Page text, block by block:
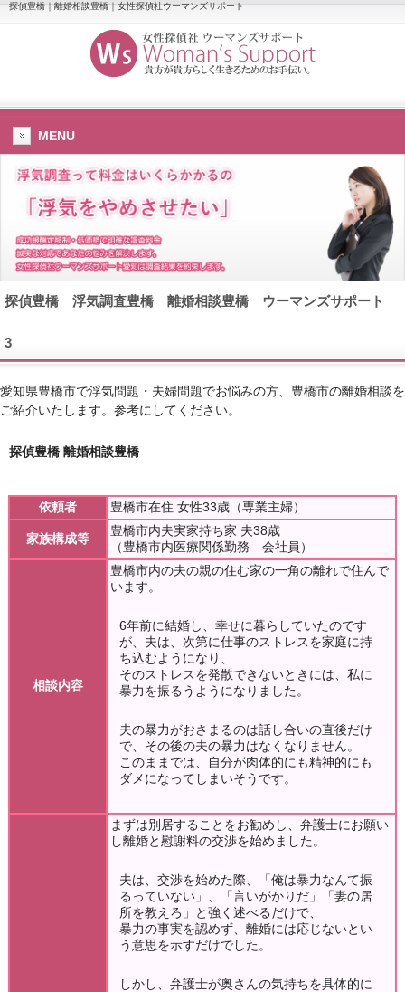
探偵豊橋｜離婚相談豊橋｜女性探偵社ウーマンズサポート
MENU
探偵豊橋 浮気調査豊橋 離婚相談豊橋 ウーマンズサポート
3
愛知県豊橋市で浮気問題・夫婦問題でお悩みの方、豊橋市の離婚相談を
ご紹介いたします。参考にしてください。
探偵豊橋 離婚相談豊橋
依頼者 豊橋市在住 女性33歳（専業主婦）
家族構成等
豊橋市内夫実家持ち家 夫38歳
（豊橋市内医療関係勤務 会社員）
相談内容
豊橋市内の夫の親の住む家の一角の離れで住んで
います。
6年前に結婚し、幸せに暮らしていたのです
が、夫は、次第に仕事のストレスを家庭に持
ち込むようになり、
そのストレスを発散できないときには、私に
暴力を振るうようになりました。
夫の暴力がおさまるのは話し合いの直後だけ
で、その後の夫の暴力はなくなりません。
このままでは、自分が肉体的にも精神的にも
ダメになってしまいそうです。
まずは別居することをお勧めし、弁護士にお願い
し離婚と慰謝料の交渉を始めました。
夫は、交渉を始めた際、「俺は暴力なんて振
るっていない」、「言いがかりだ」「妻の居
所を教えろ」と強く述べるだけで、
暴力の事実を認めず、離婚には応じないとい
う意思を示すだけでした。
しかし、弁護士が奥さんの気持ちを具体的に